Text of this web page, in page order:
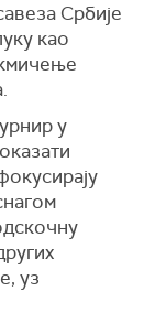
Србије
као
у
уз